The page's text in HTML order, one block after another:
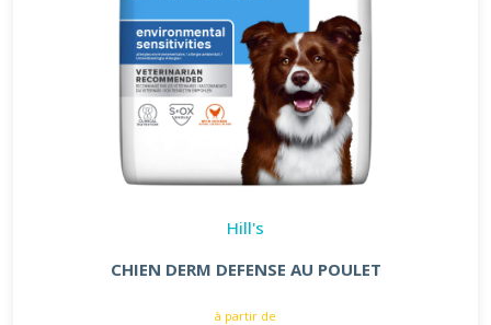
Hill's
CHIEN DERM DEFENSE AU POULET
à partir de